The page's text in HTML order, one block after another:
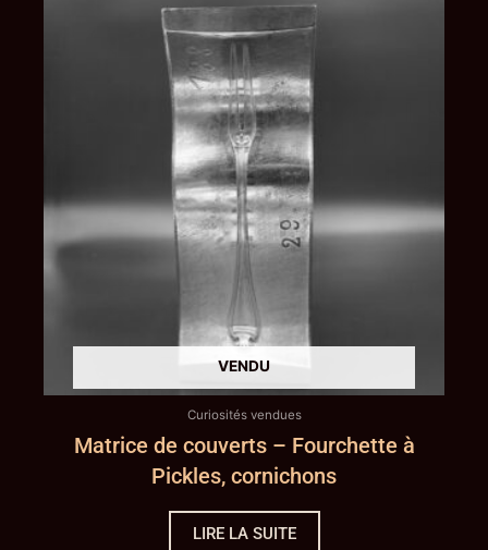
Curiosités vendues
Matrice de couverts – Fourchette à
Pickles, cornichons
LIRE LA SUITE